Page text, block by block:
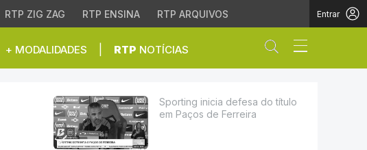
RTP ZIG ZAG RTP ENSINA RTP ARQUIVOS Entrar
+ MODALIDADES RTP NOTÍCIAS Abrir campo
de FerreiraSporting inicia defesa do título
em Paços de Ferreira